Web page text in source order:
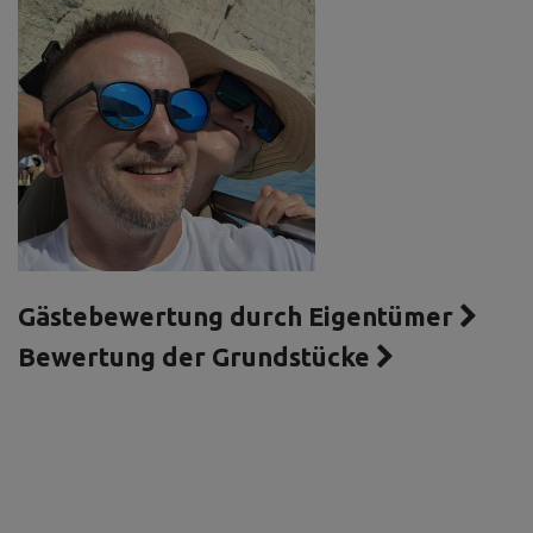
Gästebewertung durch Eigentümer
Bewertung der Grundstücke